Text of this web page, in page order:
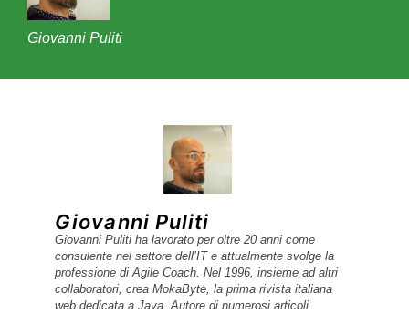
Giovanni Puliti
Giovanni Puliti
Giovanni Puliti ha lavorato per oltre 20 anni come
consulente nel settore dell’IT e attualmente svolge la
professione di Agile Coach. Nel 1996, insieme ad altri
collaboratori, crea MokaByte, la prima rivista italiana
web dedicata a Java. Autore di numerosi articoli